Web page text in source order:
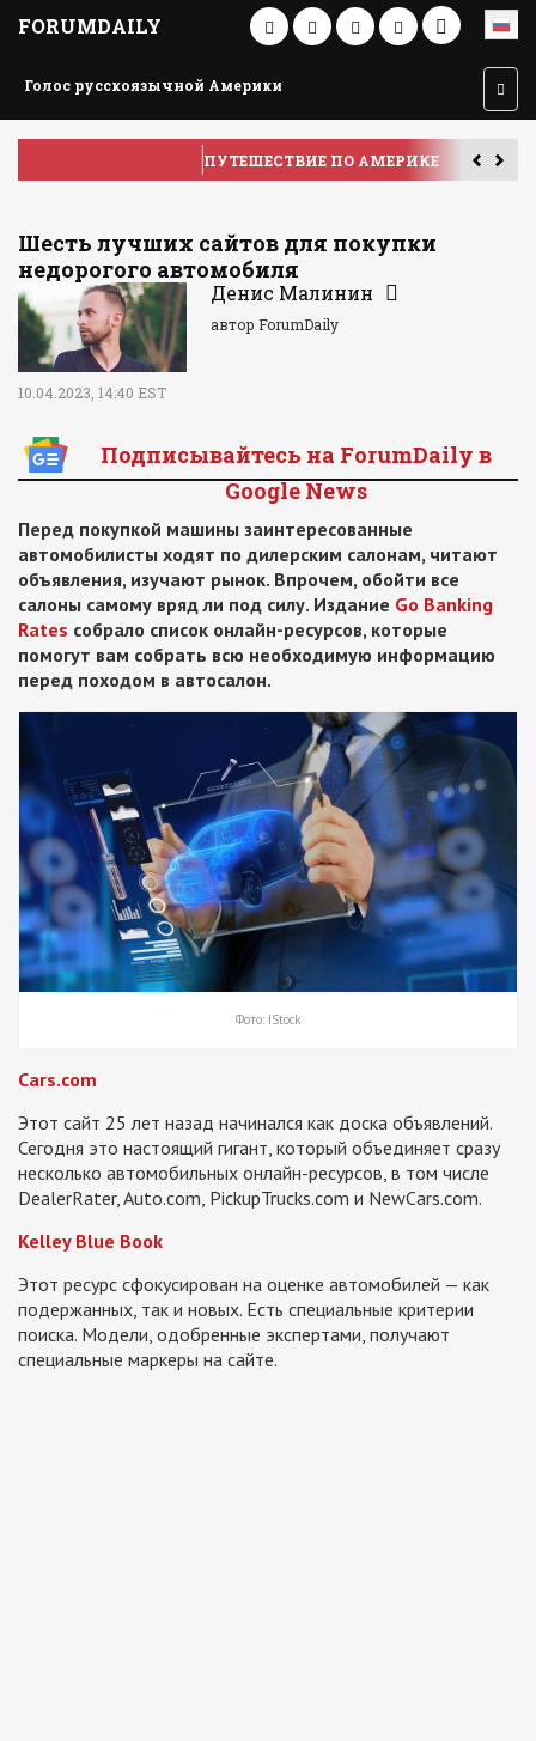
FORUMDAILY
Голос русскоязычной Америки
ПУТЕШЕСТВИЕ ПО АМЕРИКЕ
Шесть лучших сайтов для покупки
недорогого автомобиля
Денис Малинин
автор ForumDaily
10.04.2023, 14:40 EST
Подписывайтесь на ForumDaily в
Google News
Перед покупкой машины заинтересованные
автомобилисты ходят по дилерским салонам, читают
объявления, изучают рынок. Впрочем, обойти все
салоны самому вряд ли под силу. Издание Go Banking
Rates собрало список онлайн-ресурсов, которые
помогут вам собрать всю необходимую информацию
перед походом в автосалон.
Фото: IStock
Cars.com
Этот сайт 25 лет назад начинался как доска объявлений.
Сегодня это настоящий гигант, который объединяет сразу
несколько автомобильных онлайн-ресурсов, в том числе
DealerRater, Auto.com, PickupTrucks.com и NewCars.com.
Kelley Blue Book
Этот ресурс сфокусирован на оценке автомобилей — как
подержанных, так и новых. Есть специальные критерии
поиска. Модели, одобренные экспертами, получают
специальные маркеры на сайте.